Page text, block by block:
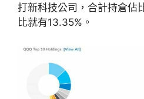
打新科技公司，合計持倉佔
比就有13.35%。